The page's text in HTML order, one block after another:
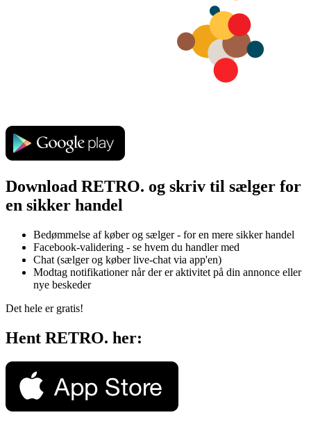
Download RETRO. og skriv til sælger for
en sikker handel
Bedømmelse af køber og sælger - for en mere sikker handel
Facebook-validering - se hvem du handler med
Chat (sælger og køber live-chat via app'en)
Modtag notifikationer når der er aktivitet på din annonce eller
nye beskeder
Det hele er gratis!
Hent RETRO. her: